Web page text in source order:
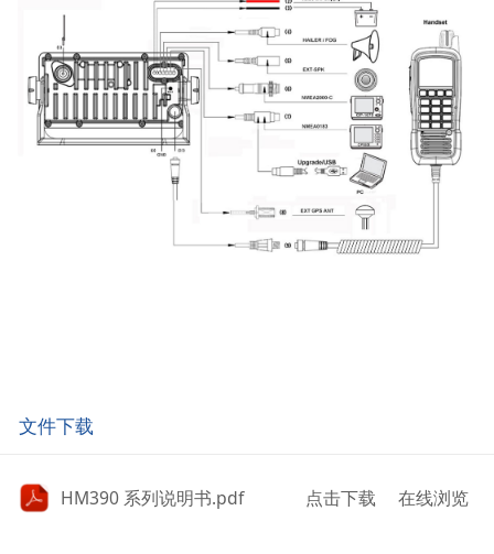
文件下载
HM390 系列说明书.pdf 点击下载 在线浏览